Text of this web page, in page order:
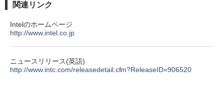
￥572
関連リンク
Intelのホームページ
http://www.intel.co.jp
ニュースリリース(英語)
http://www.intc.com/releasedetail.cfm?ReleaseID=906520